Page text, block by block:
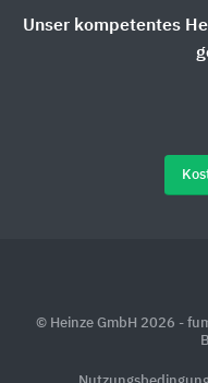
Unser kompetentes
© Heinze GmbH 2026 -